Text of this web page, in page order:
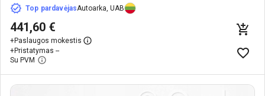
Top pardavėjasAutoarka, UAB
441,60 €
+Paslaugos mokestis
+Pristatymas --
Su PVM